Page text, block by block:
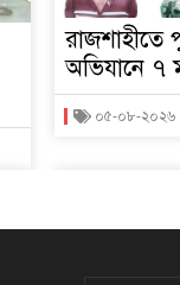
রাজশাহীতে
অভিযানে ৭
০৫-০৮-২০২৬